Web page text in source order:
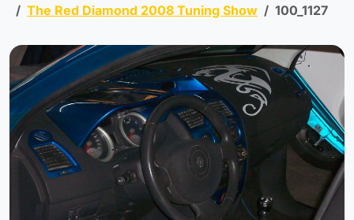
The Red Diamond 2008 Tuning Show
100_1127